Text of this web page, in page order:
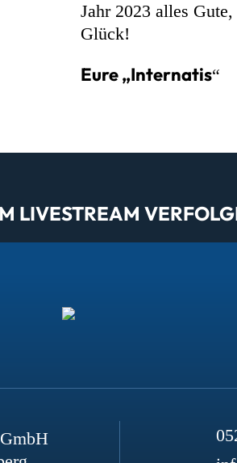
Jahr 2023 alles
Glück!
Eure „Internatis“
LIVESTREAM